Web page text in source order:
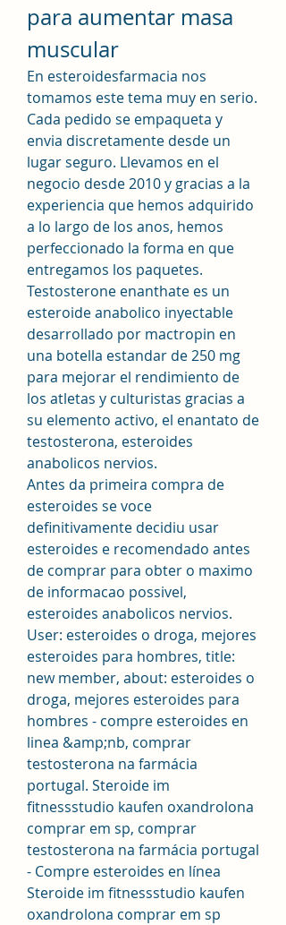
para aumentar masa
muscular
En esteroidesfarmacia nos
tomamos este tema muy en serio.
Cada pedido se empaqueta y
envia discretamente desde un
lugar seguro. Llevamos en el
negocio desde 2010 y gracias a la
experiencia que hemos adquirido
a lo largo de los anos, hemos
perfeccionado la forma en que
entregamos los paquetes.
Testosterone enanthate es un
esteroide anabolico inyectable
desarrollado por mactropin en
una botella estandar de 250 mg
para mejorar el rendimiento de
los atletas y culturistas gracias a
su elemento activo, el enantato de
testosterona, esteroides
anabolicos nervios.
Antes da primeira compra de
esteroides se voce
definitivamente decidiu usar
esteroides e recomendado antes
de comprar para obter o maximo
de informacao possivel,
esteroides anabolicos nervios.
User: esteroides o droga, mejores
esteroides para hombres, title:
new member, about: esteroides o
droga, mejores esteroides para
hombres - compre esteroides en
linea &amp;nb, comprar
testosterona na farmácia
portugal. Steroide im
fitnessstudio kaufen oxandrolona
comprar em sp, comprar
testosterona na farmácia portugal
- Compre esteroides en línea
Steroide im fitnessstudio kaufen
oxandrolona comprar em sp